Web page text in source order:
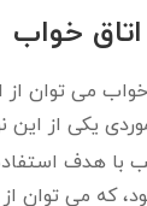
خواب
خواب می توان
یکی از
با هدف
که می توان از